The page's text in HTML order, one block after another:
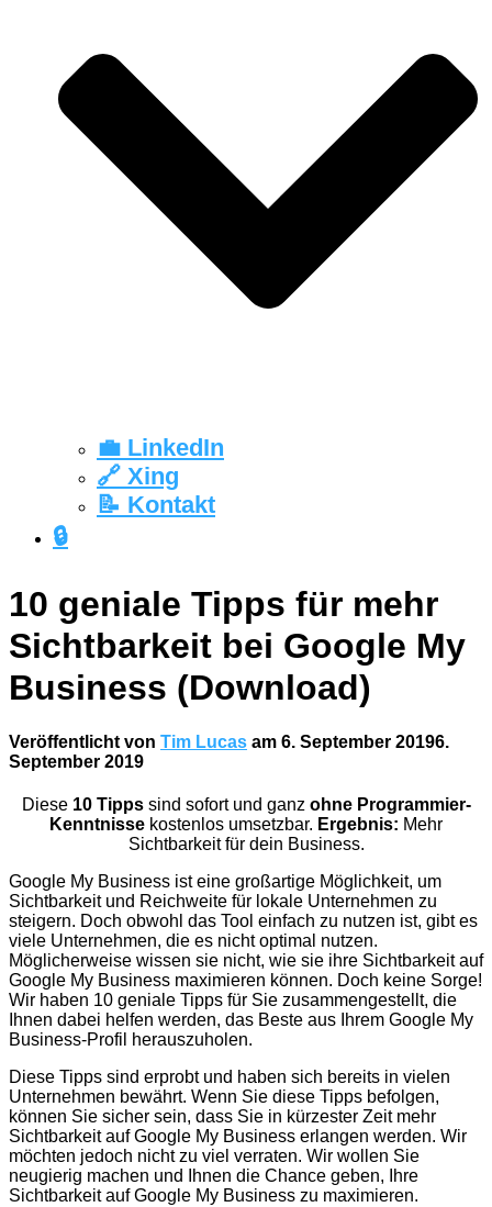
💼 LinkedIn
🔗 Xing
📝 Kontakt
🔒
10 geniale Tipps für mehr
Sichtbarkeit bei Google My
Business (Download)
Veröffentlicht von Tim Lucas am 6. September 20196.
September 2019
Diese 10 Tippssind sofort und ganz ohne Programmier-
Kenntnisse kostenlos umsetzbar. Ergebnis: Mehr
Sichtbarkeit für dein Business.
Google My Business ist eine großartige Möglichkeit, um
Sichtbarkeit und Reichweite für lokale Unternehmen zu
steigern. Doch obwohl das Tool einfach zu nutzen ist, gibt es
viele Unternehmen, die es nicht optimal nutzen.
Möglicherweise wissen sie nicht, wie sie ihre Sichtbarkeit auf
Google My Business maximieren können. Doch keine Sorge!
Wir haben 10 geniale Tipps für Sie zusammengestellt, die
Ihnen dabei helfen werden, das Beste aus Ihrem Google My
Business-Profil herauszuholen.
Diese Tipps sind erprobt und haben sich bereits in vielen
Unternehmen bewährt. Wenn Sie diese Tipps befolgen,
können Sie sicher sein, dass Sie in kürzester Zeit mehr
Sichtbarkeit auf Google My Business erlangen werden. Wir
möchten jedoch nicht zu viel verraten. Wir wollen Sie
neugierig machen und Ihnen die Chance geben, Ihre
Sichtbarkeit auf Google My Business zu maximieren.